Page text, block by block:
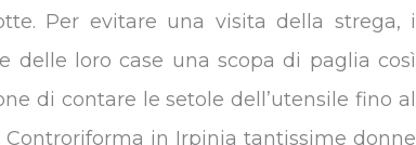
Per evitare una visita della strega, i
delle loro case una scopa di paglia così
di contare le setole dell’utensile fino al
in Irpinia tantissime donne